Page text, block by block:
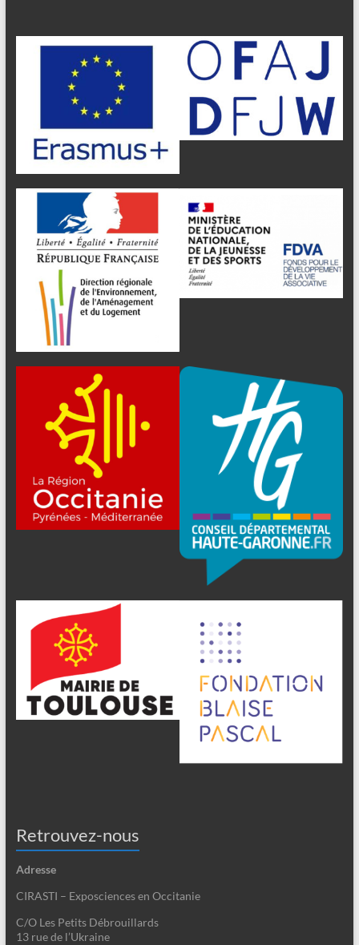
Retrouvez-nous
Adresse
CIRASTI – Exposciences en Occitanie
C/O Les Petits Débrouillards
13 rue de l’Ukraine